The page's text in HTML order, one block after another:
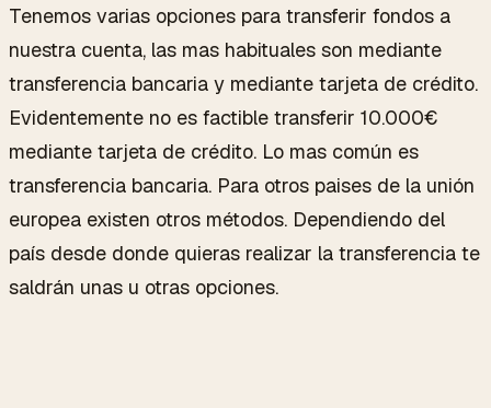
Tenemos varias opciones para transferir fondos a
nuestra cuenta, las mas habituales son mediante
transferencia bancaria y mediante tarjeta de crédito.
Evidentemente no es factible transferir 10.000€
mediante tarjeta de crédito. Lo mas común es
transferencia bancaria. Para otros paises de la unión
europea existen otros métodos. Dependiendo del
país desde donde quieras realizar la transferencia te
saldrán unas u otras opciones.